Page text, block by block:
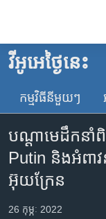
គេហទំព័រ​
ទាក់ទង
និង​
ចូល​
ទំព័រ​
ព័ត៌មាន​​
ម្តង
កម្ពុជា
អន្តរជាតិ
ហេឡូវីអូអេ
វីអូអេថ្ងៃនេះ
កម្មវិធី​នីមួយៗ
បណ្តា​មេដឹកន
Putin និង​អំពាវ
អ៊ុយក្រែន
26 កុម្ភៈ 2022